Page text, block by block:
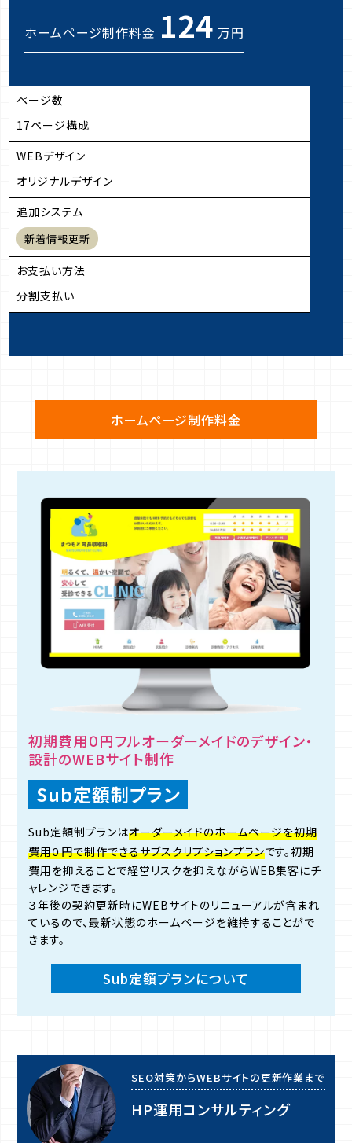
ホームページ制作料金 124 万円
ページ数
17ページ構成
WEBデザイン
オリジナルデザイン
追加システム
新着情報更新
お支払い方法
分割支払い
ホームページ制作料金
初期費用０円フルオーダーメイドのデザイン・
設計のWEBサイト制作
Sub定額制プラン
Sub定額制プランはオーダーメイドのホームページを初期
費用０円で制作できるサブスクリプションプランです。初期
費用を抑えることで経営リスクを抑えながらWEB集客にチ
ャレンジできます。
３年後の契約更新時にWEBサイトのリニューアルが含まれ
ているので、最新状態のホームページを維持することがで
きます。
Sub定額プランについて
SEO対策からWEBサイトの更新作業まで
HP運用コンサルティング